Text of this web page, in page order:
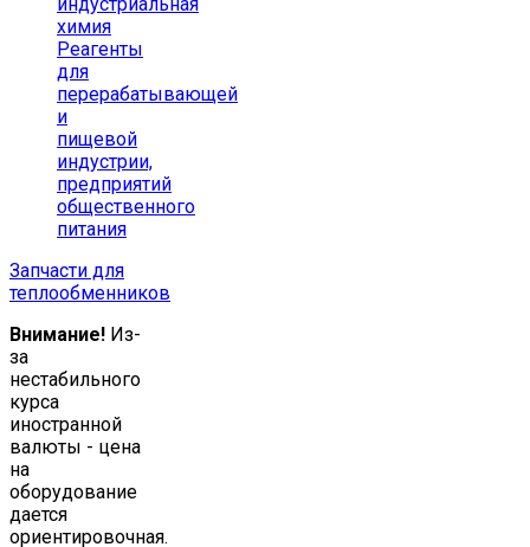
химия
Реагенты
для
перерабатывающей
и
пищевой
индустрии,
предприятий
общественного
питания
Запчасти для
теплообменников
Внимание! Из-
за
нестабильного
курса
иностранной
валюты - цена
на
оборудование
дается
ориентировочная.